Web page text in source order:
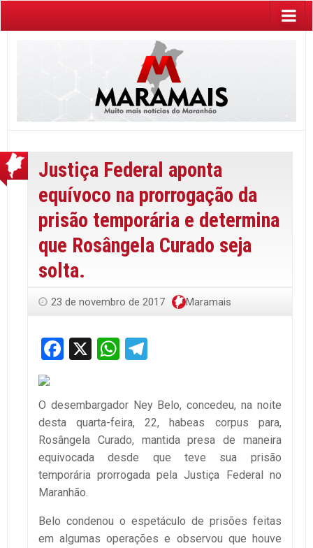
Justiça Federal aponta
equívoco na prorrogação da
prisão temporária e determina
que Rosângela Curado seja
solta.
23 de novembro de 2017 Maramais
Facebook
X WhatsApp
O desembargador Ney Belo, concedeu, na noite
desta quarta-feira, 22, habeas corpus para,
Rosângela Curado, mantida presa de maneira
equivocada desde que teve sua prisão
temporária prorrogada pela Justiça Federal no
Maranhão.
Belo condenou o espetáculo de prisões feitas
em algumas operações e observou que houve